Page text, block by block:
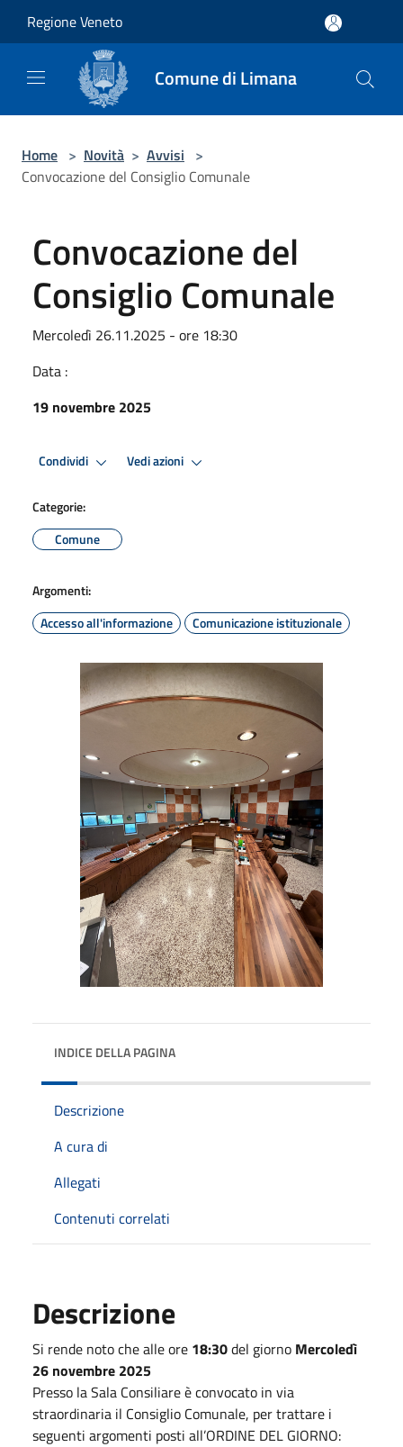
Regione Veneto
Comune di Limana
Home > Novità > Avvisi >
Convocazione del Consiglio Comunale
Convocazione del
Consiglio Comunale
Mercoledì 26.11.2025 - ore 18:30
Data :
19 novembre 2025
Condividi Vedi azioni
Categorie:
Comune
Argomenti:
Accesso all'informazione
Comunicazione istituzionale
INDICE DELLA PAGINA
Descrizione
A cura di
Allegati
Contenuti correlati
Descrizione
Si rende noto che alle ore 18:30del giorno Mercoledì
26 novembre 2025
Presso la Sala Consiliare è convocato in via
straordinaria il Consiglio Comunale, per trattare i
seguenti argomenti posti all’ORDINE DEL GIORNO: